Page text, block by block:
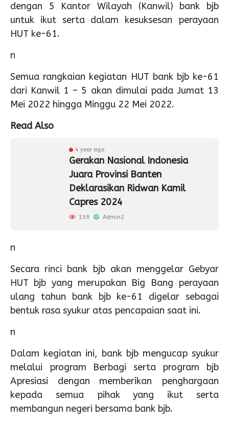
dengan 5 Kantor Wilayah (Kanwil) bank bjb
untuk ikut serta dalam kesuksesan perayaan
HUT ke-61.
n
Semua rangkaian kegiatan HUT bank bjb ke-61
dari Kanwil 1 – 5 akan dimulai pada Jumat 13
Mei 2022 hingga Minggu 22 Mei 2022.
Read Also
4 year ago
Gerakan Nasional Indonesia
Juara Provinsi Banten
Deklarasikan Ridwan Kamil
Capres 2024
139 Admin2
n
Secara rinci bank bjb akan menggelar Gebyar
HUT bjb yang merupakan Big Bang perayaan
ulang tahun bank bjb ke-61 digelar sebagai
bentuk rasa syukur atas pencapaian saat ini.
n
Dalam kegiatan ini, bank bjb mengucap syukur
melalui program Berbagi serta program bjb
Apresiasi dengan memberikan penghargaan
kepada semua pihak yang ikut serta
membangun negeri bersama bank bjb.